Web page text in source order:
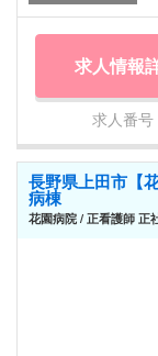
求人情報
求人番
長野県上田市【
病棟
花園病院 / 正看護師 正